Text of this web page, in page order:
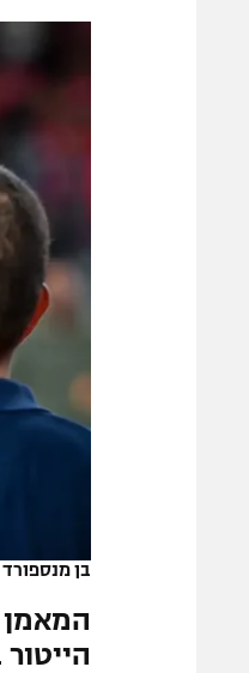
תקנון עבור
תקנון עבור פעילות
גיימינג E-Sports
תנאי שימוש
מדיניות
תקנון פעילות
רשיון להקרנה
הצטרפות
בן מנספורד